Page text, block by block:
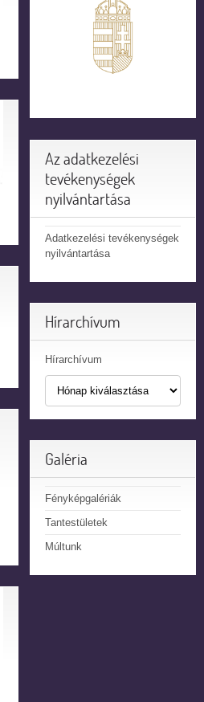
Az adatkezelési
tevékenységek
nyilvántartása
Adatkezelési tevékenységek
nyilvántartása
Hírarchívum
Hírarchívum
Galéria
Fényképgalériák
Tantestületek
Múltunk